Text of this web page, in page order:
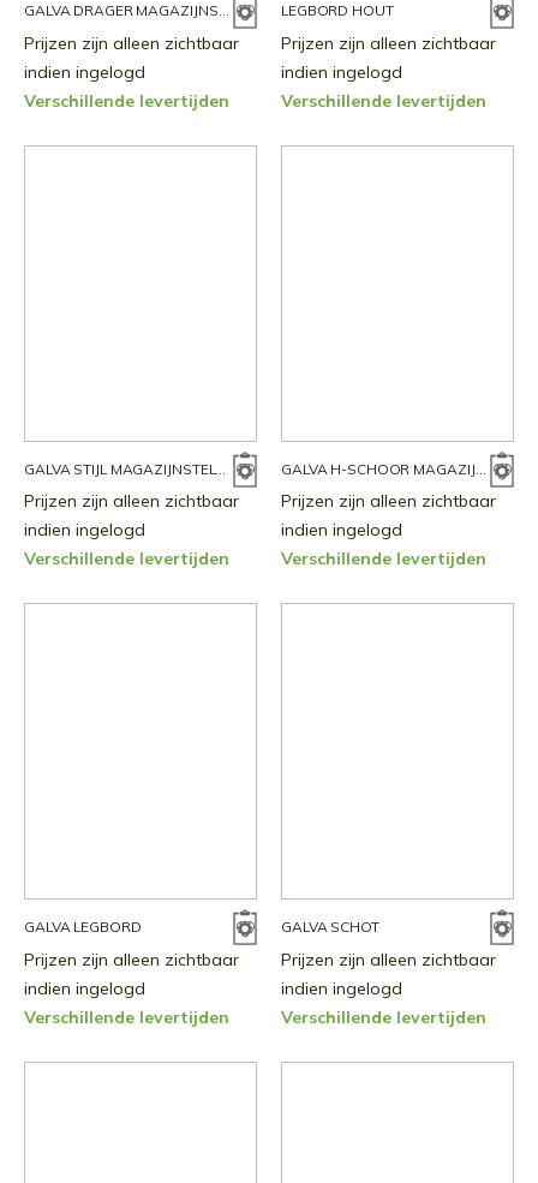
GALVA DRAGER MAGAZIJNSTELLING
Prijzen zijn alleen zichtbaar
indien ingelogd
Verschillende levertijden
LEGBORD HOUT
Prijzen zijn alleen zichtbaar
indien ingelogd
Verschillende levertijden
Prijzen zijn alleen zichtbaar
indien ingelogd
Verschillende levertijden
Prijzen zijn alleen zichtbaar
indien ingelogd
Verschillende levertijden
GALVA LEGBORD
Prijzen zijn alleen zichtbaar
indien ingelogd
Verschillende levertijden
GALVA SCHOT
Prijzen zijn alleen zichtbaar
indien ingelogd
Verschillende levertijden